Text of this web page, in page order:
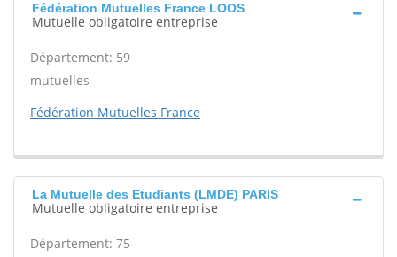
Fédération Mutuelles France LOOS
Mutuelle obligatoire entreprise
Département: 59
mutuelles
Fédération Mutuelles France
La Mutuelle des Etudiants (LMDE) PARIS
Mutuelle obligatoire entreprise
Département: 75